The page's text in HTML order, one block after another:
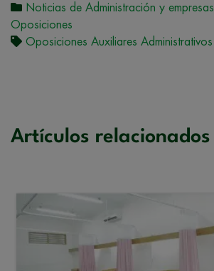
Noticias de Administración y empresas
Oposiciones
Oposiciones Auxiliares Administrativos
Artículos relacionados